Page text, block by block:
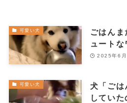
可愛い犬
ごはん
ュートな
2025年6月
可愛い犬
犬「ごは
してい